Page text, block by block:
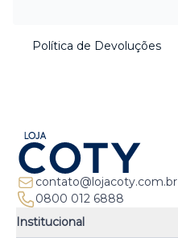
Política de Devoluções
contato@lojacoty.com.br
0800 012 6888
Institucional